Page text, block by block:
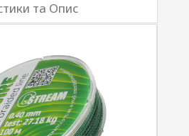
та Опис